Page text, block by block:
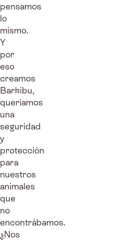
pensamos
lo
mismo.
Y
por
eso
creamos
Barkibu,
queríamos
una
seguridad
y
protección
para
nuestros
animales
que
no
encontrábamos.
¿Nos